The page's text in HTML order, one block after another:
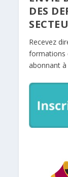
DES
Recevez
formations
abonnant